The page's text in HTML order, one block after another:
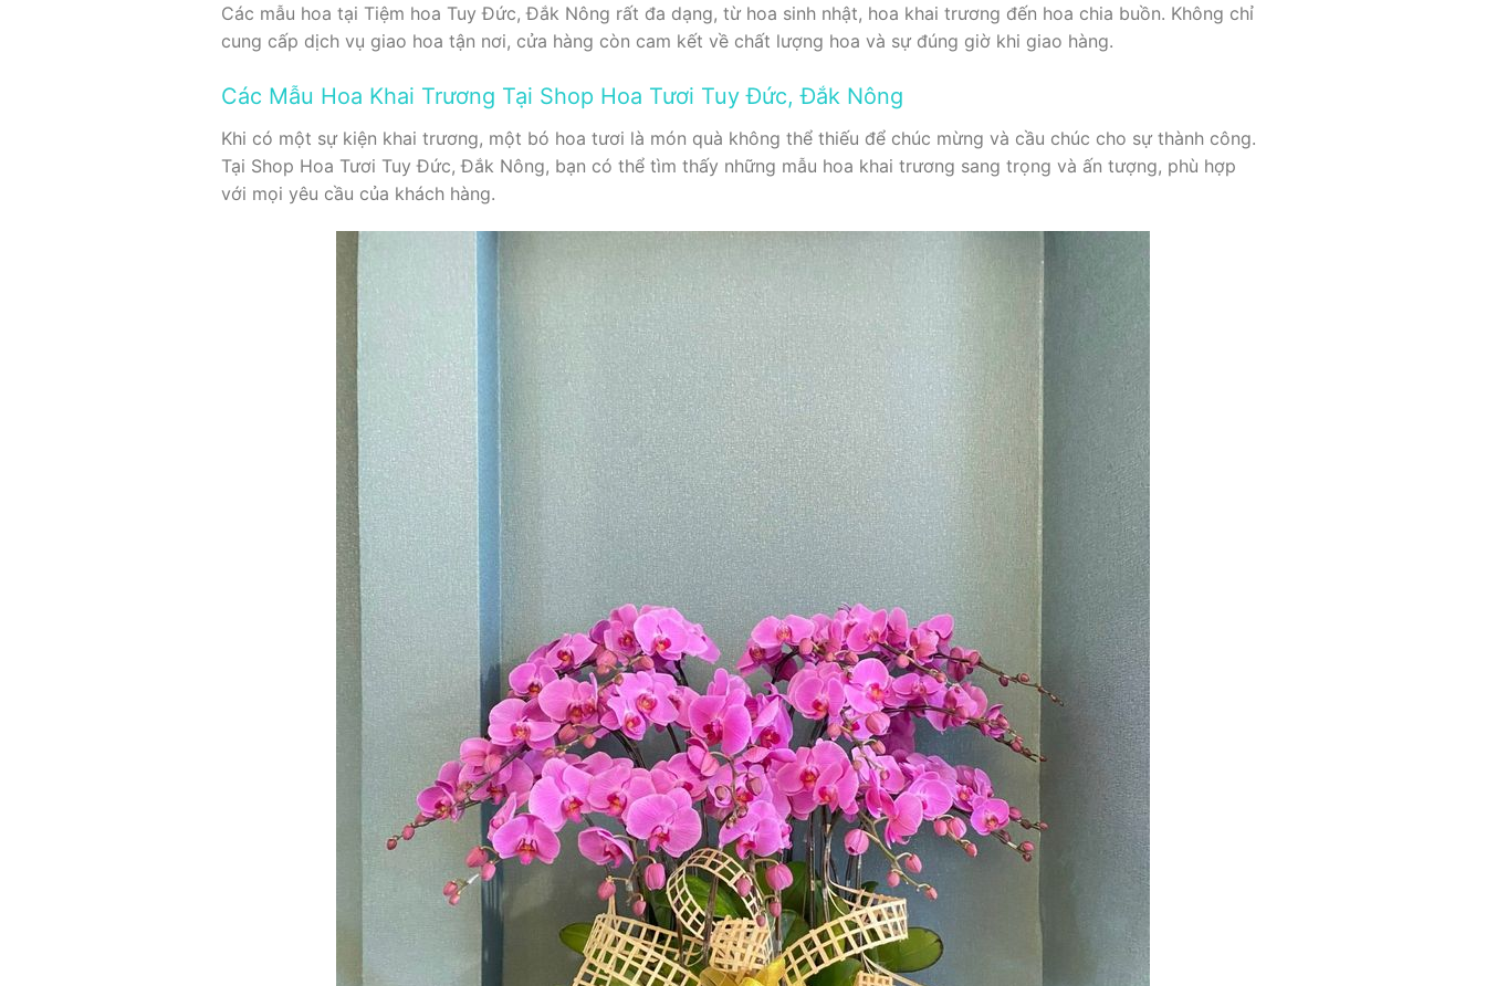
Các mẫu hoa tại Tiệm hoa Tuy Đức, Đắk Nông rất đa dạng, từ hoa sinh nhật, hoa khai trương đến hoa chia buồn. Không chỉ
cung cấp dịch vụ giao hoa tận nơi, cửa hàng còn cam kết về chất lượng hoa và sự đúng giờ khi giao hàng.
Các Mẫu Hoa Khai Trương Tại Shop Hoa Tươi Tuy Đức, Đắk Nông
Khi có một sự kiện khai trương, một bó hoa tươi là món quà không thể thiếu để chúc mừng và cầu chúc cho sự thành công.
Tại Shop Hoa Tươi Tuy Đức, Đắk Nông, bạn có thể tìm thấy những mẫu hoa khai trương sang trọng và ấn tượng, phù hợp
với mọi yêu cầu của khách hàng.